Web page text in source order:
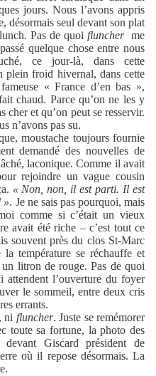
jours. Nous l’avons appris
désormais seul devant son plat
Pas de quoi fluncher me
quelque chose entre nous
ce jour-là, dans cette
plein froid hivernal, dans cette
« France d’en bas »,
chaud. Parce qu’on ne les y
cher et qu’on peut se resservir.
n’avons pas su.
moustache toujours fournie
demandé des nouvelles de
laconique. Comme il avait
rejoindre un vague cousin
« Non, non, il est parti. Il est
». Je ne sais pas pourquoi, mais
comme si c’était un vieux
avait été riche – c’est tout ce
souvent près du clos St-Marc
température se réchauffe et
litron de rouge. Pas de quoi
l’ouverture du foyer
le sommeil, entre deux cris
errants.
ni fluncher. Juste se remémorer
toute sa fortune, la photo des
Giscard président de
où il repose désormais. La